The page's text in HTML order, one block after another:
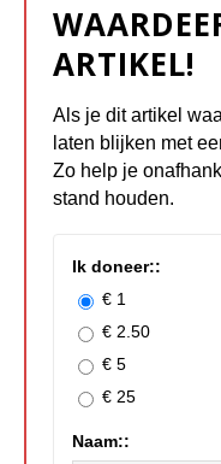
ARTIKEL!
Als je dit artikel
laten blijken met
Zo help je
stand houden.
Ik doneer::
€ 1
€ 2.50
€ 5
€ 25
Naam::